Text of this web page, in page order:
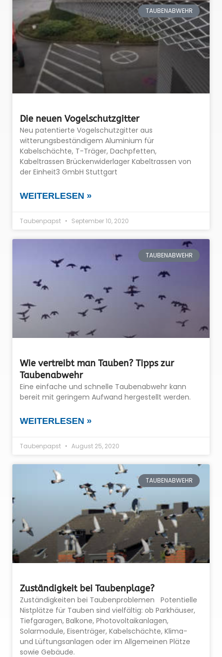
TAUBENABWEHR
Die neuen Vogelschutzgitter
Neu patentierte Vogelschutzgitter aus
witterungsbeständigem Aluminium für
Kabelschächte, T-Träger, Dachpfetten,
Kabeltrassen Brückenwiderlager Kabeltrassen von
der Einheit3 GmbH Stuttgart
WEITERLESEN »
Taubenpapst September 10, 2020
TAUBENABWEHR
Wie vertreibt man Tauben? Tipps zur
Taubenabwehr
Eine einfache und schnelle Taubenabwehr kann
bereit mit geringem Aufwand hergestellt werden.
WEITERLESEN »
Taubenpapst August 25, 2020
TAUBENABWEHR
Zuständigkeit bei Taubenplage?
Zuständigkeiten bei Taubenproblemen Potentielle
Nistplätze für Tauben sind vielfältig: ob Parkhäuser,
Tiefgaragen, Balkone, Photovoltaikanlagen,
Solarmodule, Eisenträger, Kabelschächte, Klima-
und Lüftungsanlagen oder im Allgemeinen Plätze
sowie Gebäude.